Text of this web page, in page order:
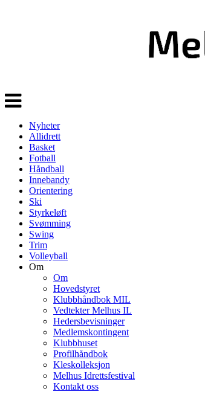
Veksle
navigasjon
Nyheter
Allidrett
Basket
Fotball
Håndball
Innebandy
Orientering
Ski
Styrkeløft
Svømming
Swing
Trim
Volleyball
Om
Om
Hovedstyret
Klubbhåndbok MIL
Vedtekter Melhus IL
Hedersbevisninger
Medlemskontingent
Klubbhuset
Profilhåndbok
Kleskolleksjon
Melhus Idrettsfestival
Kontakt oss